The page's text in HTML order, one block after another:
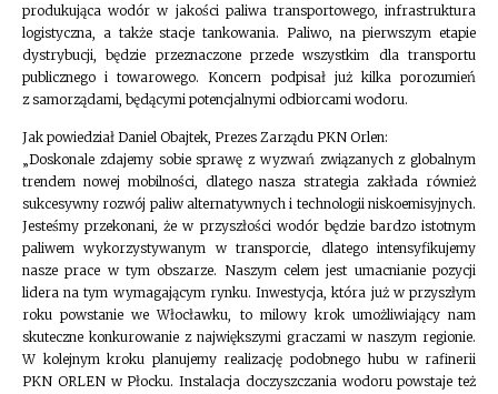
produkująca wodór w jakości paliwa transportowego, infrastruktura
logistyczna, a także stacje tankowania. Paliwo, na pierwszym etapie
dystrybucji, będzie przeznaczone przede wszystkim dla transportu
publicznego i towarowego. Koncern podpisał już kilka porozumień
z samorządami, będącymi potencjalnymi odbiorcami wodoru.
Jak powiedział Daniel Obajtek, Prezes Zarządu PKN Orlen:
„Doskonale zdajemy sobie sprawę z wyzwań związanych z globalnym
trendem nowej mobilności, dlatego nasza strategia zakłada również
sukcesywny rozwój paliw alternatywnych i technologii niskoemisyjnych.
Jesteśmy przekonani, że w przyszłości wodór będzie bardzo istotnym
paliwem wykorzystywanym w transporcie, dlatego intensyfikujemy
nasze prace w tym obszarze. Naszym celem jest umacnianie pozycji
lidera na tym wymagającym rynku. Inwestycja, która już w przyszłym
roku powstanie we Włocławku, to milowy krok umożliwiający nam
skuteczne konkurowanie z największymi graczami w naszym regionie.
W kolejnym kroku planujemy realizację podobnego hubu w rafinerii
PKN ORLEN w Płocku. Instalacja doczyszczania wodoru powstaje też